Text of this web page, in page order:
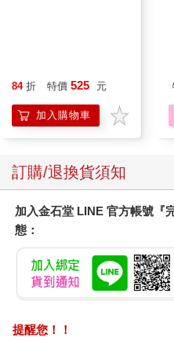
84 折 特價 525 元
加入購物車
訂購/退換貨須知
加入金石堂 LINE 官方帳號『
態：
提醒您！！